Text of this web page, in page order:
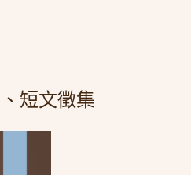
短文徵集